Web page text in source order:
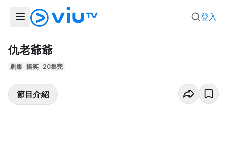
登入
仇老爺爺
劇集 搞笑 20集完
節目介紹